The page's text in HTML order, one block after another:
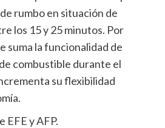
rumbo en situación de
los 15 y 25 minutos. Por
suma la funcionalidad de
combustible durante el
su flexibilidad
.
EFE y AFP.